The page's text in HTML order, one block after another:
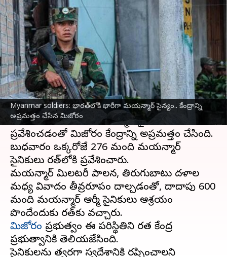
Myanmar soldiers: భారత్‌లోకి భారీగా మయన్మార్ సైన్యం.. కేంద్రాన్ని
అప్రమత్తం చేసిన మిజోరం
Myanmar soldiers: భారత్‌లోకి భారీగా
మయన్మార్ సైన్యం.. కేంద్రాన్ని
అప్రమత్తం చేసిన మిజోరం
వ్రాసిన వారు Stalin Jan 20, 2024 02:57 pm
ఈ వార్తాకథనం ఏంటి
భారత్‌లోకి భారీగామయన్మార్సైన్యం ప్రవేశించింది.
దాదాపు 600 మంది మయన్మార్ సైనికులు భారత్‌లోకి
ప్రవేశించడంతో మిజోరం కేంద్రాన్ని అప్రమత్తం చేసింది.
బుధవారం ఒక్కరోజే 276 మంది మయన్మార్
సైనికులు భారత్‌లోకి ప్రవేశించారు.
మయన్మార్ మిలటరీ పాలన, తిరుగుబాటు దళాల
మధ్య వివాదం తీవ్రరూపం దాల్చడంతో, దాదాపు 600
మంది మయన్మార్ ఆర్మీ సైనికులు ఆశ్రయం
మిజోరం ప్రభుత్వం ఈ పరిస్థితిని భారత కేంద్ర
ప్రభుత్వానికి తెలియజేసింది.
సైనికులను త్వరగా స్వదేశానికి రప్పించాలని